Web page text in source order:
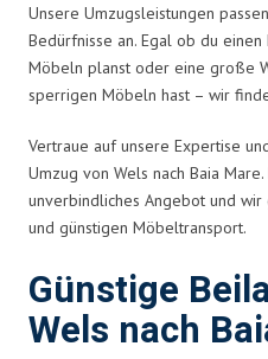
Unsere Umzugsleistungen
Bedürfnisse an. Egal ob du
Möbeln planst oder eine große
sperrigen Möbeln hast – wir
Vertraue auf unsere Expertise
Umzug von Wels nach Baia
unverbindliches Angebot und
und günstigen Möbeltransport.
Günstige
Wels nach